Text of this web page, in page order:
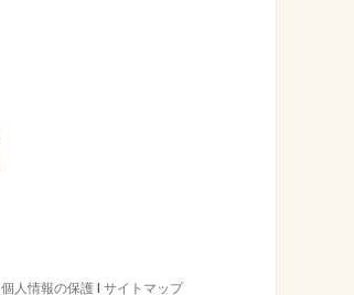
個人情報の保護l サイトマップ